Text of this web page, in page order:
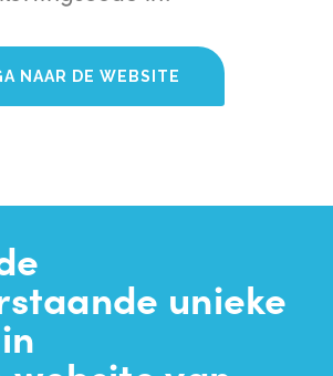
NAAR DE WEBSITE
unieke